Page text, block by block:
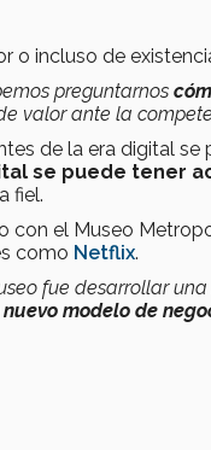
o incluso de
preguntarnos
valor ante la
de la era digital
se puede tener
fiel.
con el Museo
como Netflix.
fue desarrollar
modelo de